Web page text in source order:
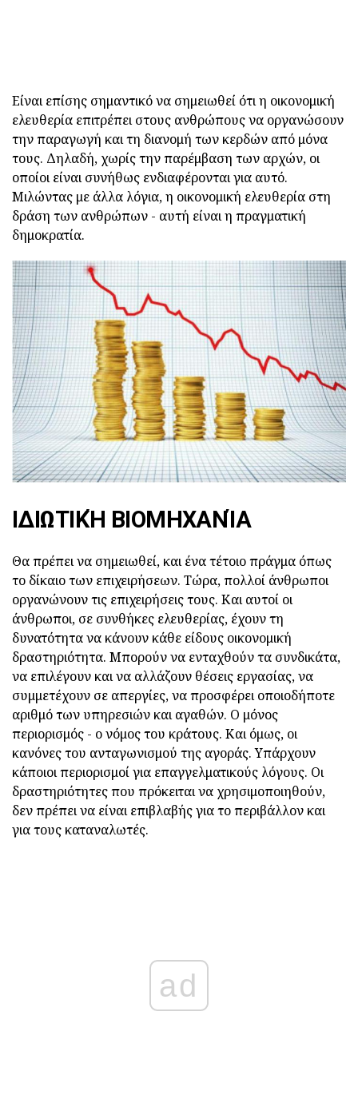
Είναι επίσης σημαντικό να σημειωθεί ότι η οικονομική
ελευθερία επιτρέπει στους ανθρώπους να οργανώσουν
την παραγωγή και τη διανομή των κερδών από μόνα
τους. Δηλαδή, χωρίς την παρέμβαση των αρχών, οι
οποίοι είναι συνήθως ενδιαφέρονται για αυτό.
Μιλώντας με άλλα λόγια, η οικονομική ελευθερία στη
δράση των ανθρώπων - αυτή είναι η πραγματική
δημοκρατία.
ΙΔΙΩΤΙΚΉ ΒΙΟΜΗΧΑΝΊΑ
Θα πρέπει να σημειωθεί, και ένα τέτοιο πράγμα όπως
το δίκαιο των επιχειρήσεων. Τώρα, πολλοί άνθρωποι
οργανώνουν τις επιχειρήσεις τους. Και αυτοί οι
άνθρωποι, σε συνθήκες ελευθερίας, έχουν τη
δυνατότητα να κάνουν κάθε είδους οικονομική
δραστηριότητα. Μπορούν να ενταχθούν τα συνδικάτα,
να επιλέγουν και να αλλάζουν θέσεις εργασίας, να
συμμετέχουν σε απεργίες, να προσφέρει οποιοδήποτε
αριθμό των υπηρεσιών και αγαθών. Ο μόνος
περιορισμός - ο νόμος του κράτους. Και όμως, οι
κανόνες του ανταγωνισμού της αγοράς. Υπάρχουν
κάποιοι περιορισμοί για επαγγελματικούς λόγους. Οι
δραστηριότητες που πρόκειται να χρησιμοποιηθούν,
δεν πρέπει να είναι επιβλαβής για το περιβάλλον και
για τους καταναλωτές.
ad